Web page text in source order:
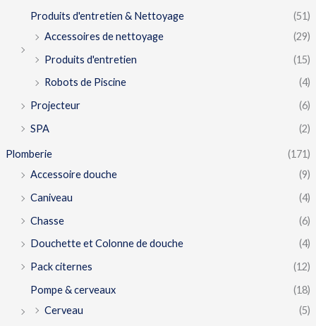
Produits d'entretien & Nettoyage
(51)
Accessoires de nettoyage
(29)
Produits d'entretien
(15)
Robots de Piscine
(4)
Projecteur
(6)
SPA
(2)
Plomberie
(171)
Accessoire douche
(9)
Caniveau
(4)
Chasse
(6)
Douchette et Colonne de douche
(4)
Pack citernes
(12)
Pompe & cerveaux
(18)
Cerveau
(5)